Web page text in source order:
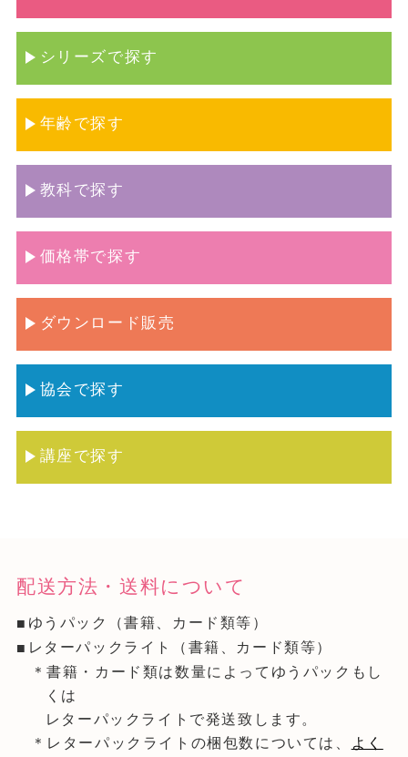
シリーズで探す
年齢で探す
教科で探す
価格帯で探す
ダウンロード販売
協会で探す
講座で探す
配送方法・送料について
ゆうパック（書籍、カード類等）
レターパックライト（書籍、カード類等）
＊書籍・カード類は数量によってゆうパックもし
くは
レターパックライトで発送致します。
＊レターパックライトの梱包数については、
よく